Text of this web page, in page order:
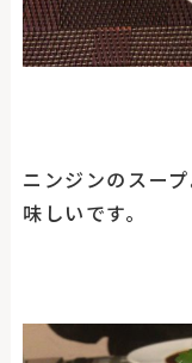
ニンジンのスー
味しいです。